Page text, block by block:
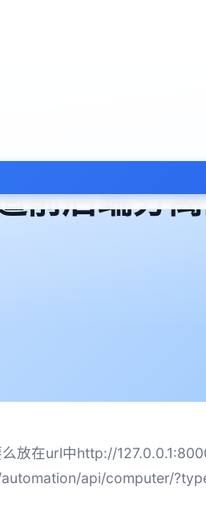
后端分离
放在url中http://
api/computer/